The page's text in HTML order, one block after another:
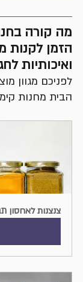
מה קורה
הזמן לקנות
ואיכותיות
לפניכם מגוון
הבית מחנות
צנצנות לאחסון